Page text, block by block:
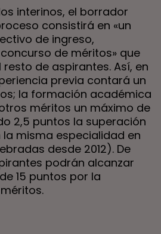
interinos, el borrador
consistirá en «un
de ingreso,
de méritos» que
de aspirantes. Así, en
previa contará un
la formación académica
méritos un máximo de
2,5 puntos la superación
misma especialidad en
desde 2012). De
podrán alcanzar
15 puntos por la